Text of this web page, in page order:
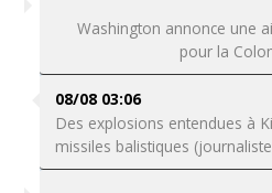
Washington annonce une
pour la
08/08 03:06
Des explosions entendues à
missiles balistiques